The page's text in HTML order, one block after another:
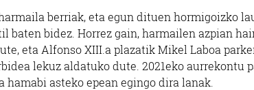
berriak, eta egun dituen hormigoizko
baten bidez. Horrez gain, harmailen azpian
eta Alfonso XIII.a plazatik Mikel Laboa
lekuz aldatuko dute. 2021eko aurrekontu
asteko epean egingo dira lanak.